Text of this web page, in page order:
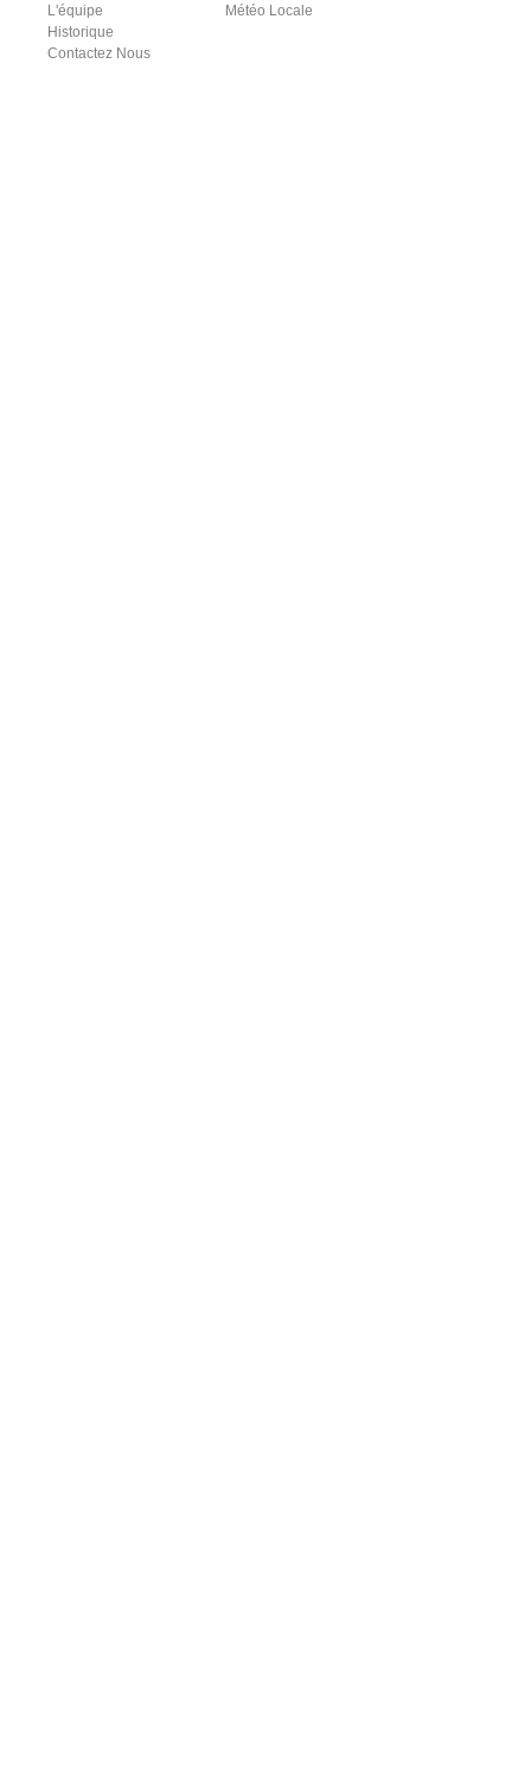
L'équipe
Historique
Contactez Nous
Météo Locale